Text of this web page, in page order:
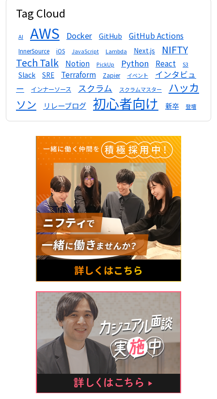
Tag Cloud
AI AWS Docker GitHub GitHub Actions
InnerSource iOS JavaScript Lambda Next.js
NIFTY
Tech Talk
Notion PickUp Python React S3
Slack SRE Terraform Zapier イベント
インタビュ
ー
インナーソース スクラム スクラムマスター
ハッカ
ソン
リレーブログ 初心者向け 新卒 登壇